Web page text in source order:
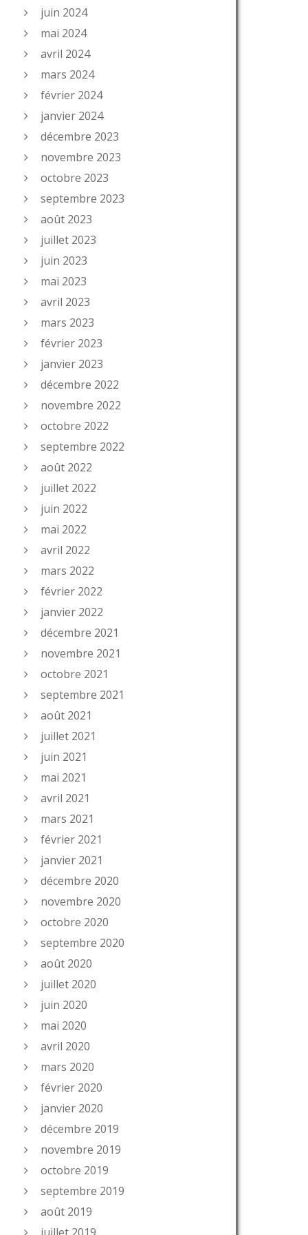
juin 2024
mai 2024
avril 2024
mars 2024
février 2024
janvier 2024
décembre 2023
novembre 2023
octobre 2023
septembre 2023
août 2023
juillet 2023
juin 2023
mai 2023
avril 2023
mars 2023
février 2023
janvier 2023
décembre 2022
novembre 2022
octobre 2022
septembre 2022
août 2022
juillet 2022
juin 2022
mai 2022
avril 2022
mars 2022
février 2022
janvier 2022
décembre 2021
novembre 2021
octobre 2021
septembre 2021
août 2021
juillet 2021
juin 2021
mai 2021
avril 2021
mars 2021
février 2021
janvier 2021
décembre 2020
novembre 2020
octobre 2020
septembre 2020
août 2020
juillet 2020
juin 2020
mai 2020
avril 2020
mars 2020
février 2020
janvier 2020
décembre 2019
novembre 2019
octobre 2019
septembre 2019
août 2019